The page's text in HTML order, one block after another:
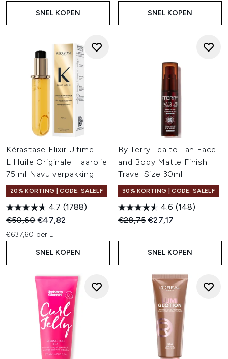
SNEL KOPEN SNEL KOPEN
Kérastase Elixir Ultime
L'Huile Originale Haarolie
75 ml Navulverpakking
20% KORTING | CODE: SALELF
4.7 (1788)
Recommended Retail Price:
€50,60Huidige prijs:
€47,82
€637,60 per L
SNEL KOPEN
By Terry Tea to Tan Face
and Body Matte Finish
Travel Size 30ml
30% KORTING | CODE: SALELF
4.6 (148)
Recommended Retail Price:
€28,75Huidige prijs:
€27,17
SNEL KOPEN